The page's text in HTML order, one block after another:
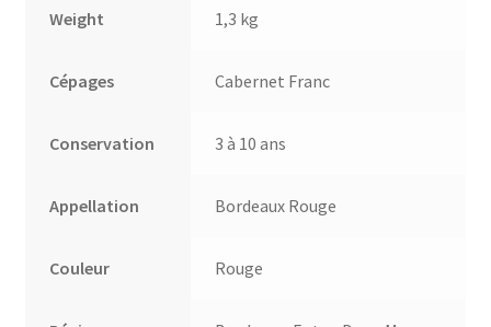
Weight 1,3 kg
Cépages Cabernet Franc
Conservation 3 à 10 ans
Appellation Bordeaux Rouge
Couleur Rouge